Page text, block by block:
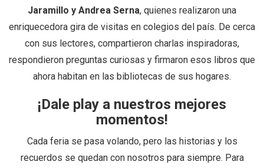
Jaramillo y Andrea Serna, quienes realizaron una
enriquecedora gira de visitas en colegios del país. De cerca
con sus lectores, compartieron charlas inspiradoras,
respondieron preguntas curiosas y firmaron esos libros que
ahora habitan en las bibliotecas de sus hogares.
¡Dale play a nuestros mejores
momentos!
Cada feria se pasa volando, pero las historias y los
recuerdos se quedan con nosotros para siempre. Para